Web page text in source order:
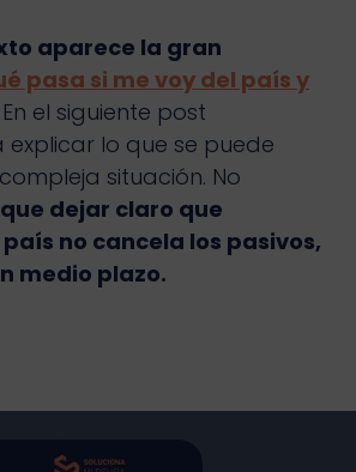
aparece la gran
pasa si me voy del país y
En el siguiente post
lo que se puede
situación. No
dejar claro que
no cancela los pasivos,
medio plazo.